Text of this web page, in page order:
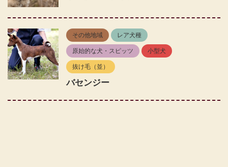
その他地域 レア犬種
原始的な犬・スピッツ 小型犬
抜け毛（並）
バセンジー